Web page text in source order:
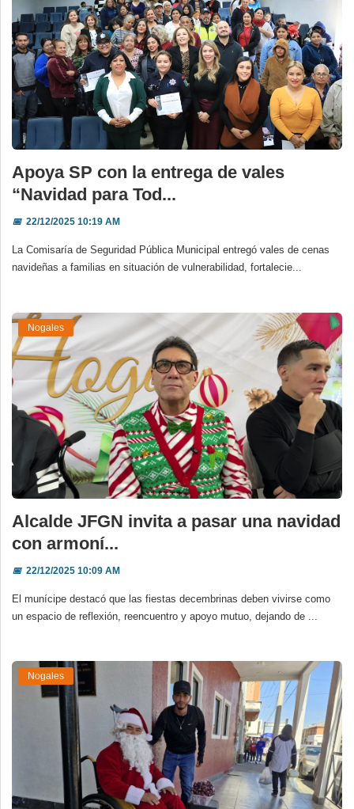
Apoya SP con la entrega de vales
“Navidad para Tod...
📅22/12/2025 10:19 AM
La Comisaría de Seguridad Pública Municipal entregó vales de cenas
navideñas a familias en situación de vulnerabilidad, fortalecie...
Nogales
Alcalde JFGN invita a pasar una navidad
con armoní...
📅22/12/2025 10:09 AM
El munícipe destacó que las fiestas decembrinas deben vivirse como
un espacio de reflexión, reencuentro y apoyo mutuo, dejando de ...
Nogales